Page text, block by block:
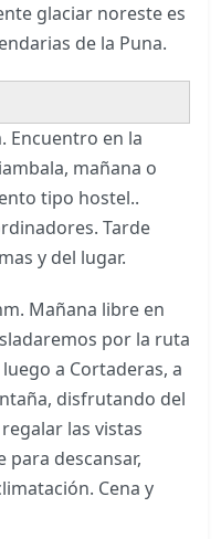
glaciar noreste es
de la Puna.
Encuentro en la
mañana o
tipo hostel..
Tarde
y del lugar.
Mañana libre en
por la ruta
a Cortaderas, a
disfrutando del
las vistas
descansar,
Cena y